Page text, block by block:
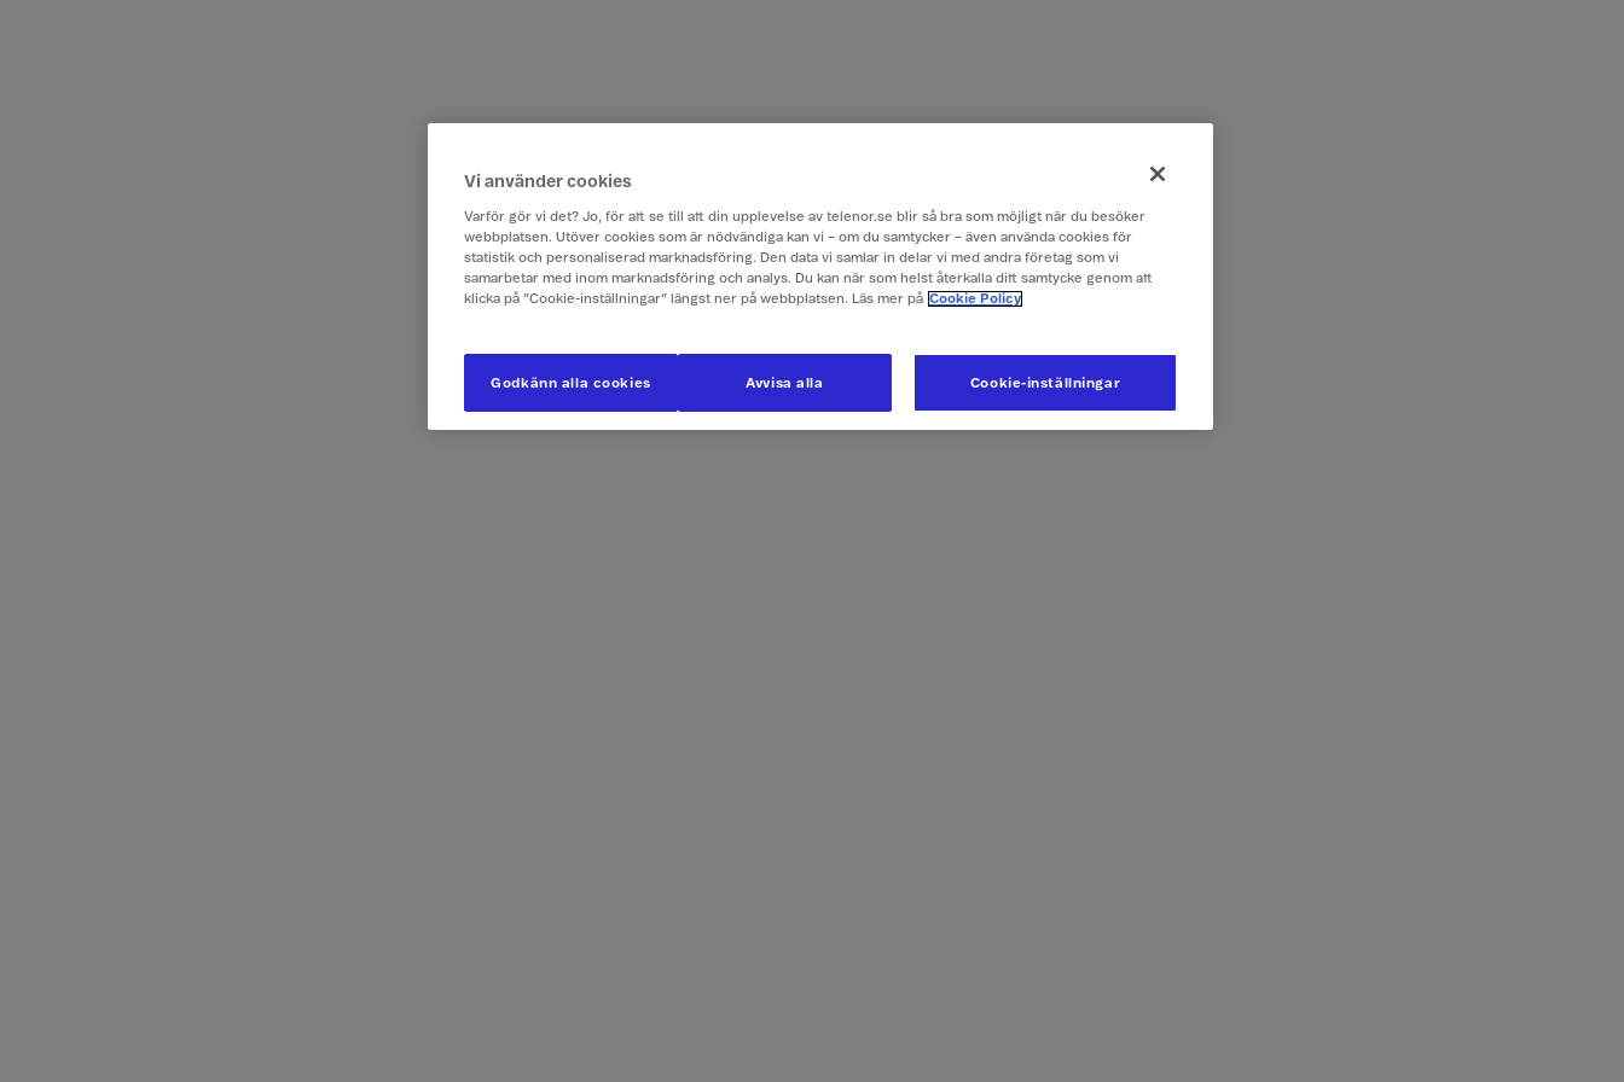
Vi använder cookies
Varför gör vi det? Jo, för att se till att din upplevelse av telenor.se blir så bra som möjligt när du besöker
webbplatsen. Utöver cookies som är nödvändiga kan vi – om du samtycker – även använda cookies för
statistik och personaliserad marknadsföring. Den data vi samlar in delar vi med andra företag som vi
samarbetar med inom marknadsföring och analys. Du kan när som helst återkalla ditt samtycke genom att
klicka på ”Cookie-inställningar” längst ner på webbplatsen. Läs mer på Cookie Policy
Cookie-inställningar
Avvisa alla
Godkänn alla cookies